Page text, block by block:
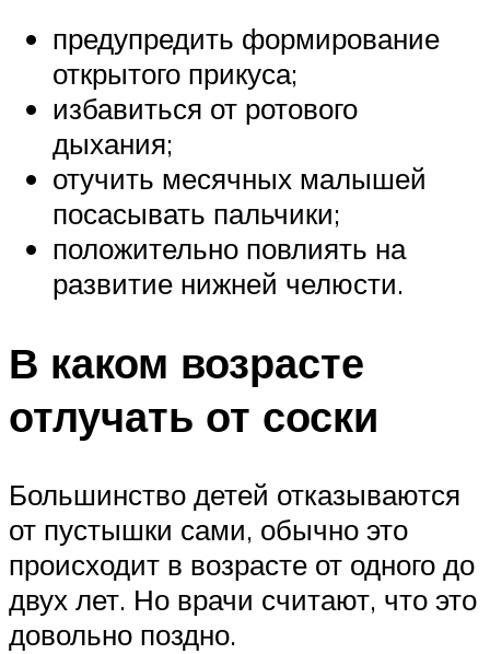
предупредить формирование
открытого прикуса;
избавиться от ротового
дыхания;
отучить месячных малышей
посасывать пальчики;
положительно повлиять на
развитие нижней челюсти.
В каком возрасте
отлучать от соски
Большинство детей отказываются
от пустышки сами, обычно это
происходит в возрасте от одного до
двух лет. Но врачи считают, что это
довольно поздно.